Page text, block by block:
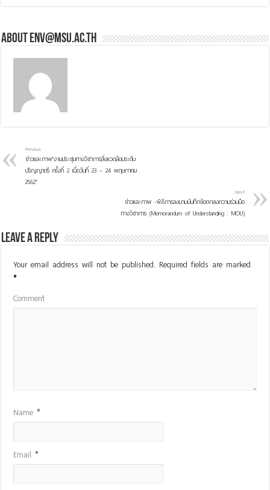
About env@msu.ac.th
Previous
ข่าวและภาพ“งานประชุมทางวิชาการสิ่งแวดล้อมระดับ
ปริญญาตรี ครั้งที่ 2 เมื่อวันที่ 23 – 24 พฤษภาคม
2562”
Next
ข่าวและภาพ -พิธีการลงนามบันทึกข้อตกลงความร่วมมือ
ทางวิชาการ (Memorandum of Understanding : MOU)
Leave a Reply
Your email address will not be published. Required fields are marked
*
Comment
Name*
Email*